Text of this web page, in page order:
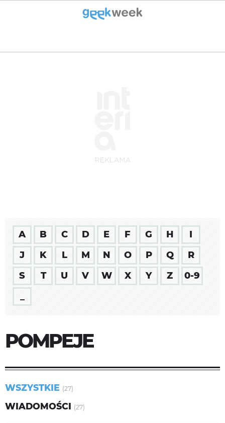
A B C D E F G H
I
J
K L M N O P Q
R
S
T U V W X Y Z
0-9
POMPEJE
WSZYSTKIE (27)
WIADOMOŚCI (27)